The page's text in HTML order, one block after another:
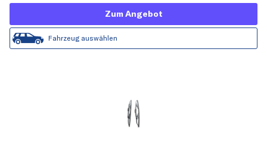
Zum Angebot
Fahrzeug auswählen